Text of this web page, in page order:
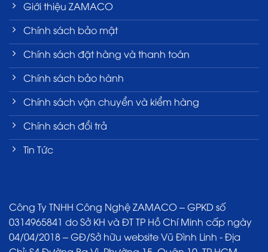
Giới thiệu ZAMACO
Chính sách bảo mật
Chính sách đặt hàng và thanh toán
Chính sách bảo hành
Chính sách vận chuyển và kiểm hàng
Chính sách đổi trả
Tin Tức
Công Ty TNHH Công Nghệ ZAMACO – GPKD số
0314965841 do Sở KH và ĐT TP Hồ Chí Minh cấp ngày
04/04/2018 – GĐ/Sở hữu website Vũ Đình Linh - Địa